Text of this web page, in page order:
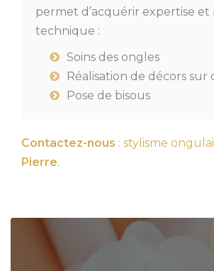
permet d’acquérir expertise et
technique :
Soins des ongles
Réalisation de décors sur
Pose de bisous
Contactez-nous : stylisme
Pierre.